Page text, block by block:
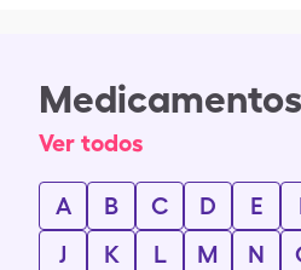
Ver todos
A B C D E
J
K L M N